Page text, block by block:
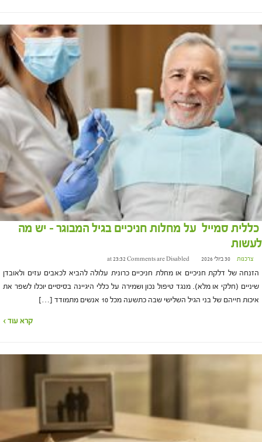
כללית סמייל על מחלות חניכיים בגיל המבוגר – יש מה
לעשות
צרכנות 30 ביולי 2026 at 23:32 Comments are Disabled
הזנחה של דלקת חניכיים או מחלת חניכיים כרונית עלולה להביא לכאבים עזים ולאובדן
שיניים (חלקי או מלא). מנגד טיפול נכון ושמירה על כללי היגיינה בסיסיים יוכלו לשפר את
איכות חייהם של בני הגיל השלישי שבה כתשעה מכל 10 אנשים מתמודד […]
קרא עוד ›